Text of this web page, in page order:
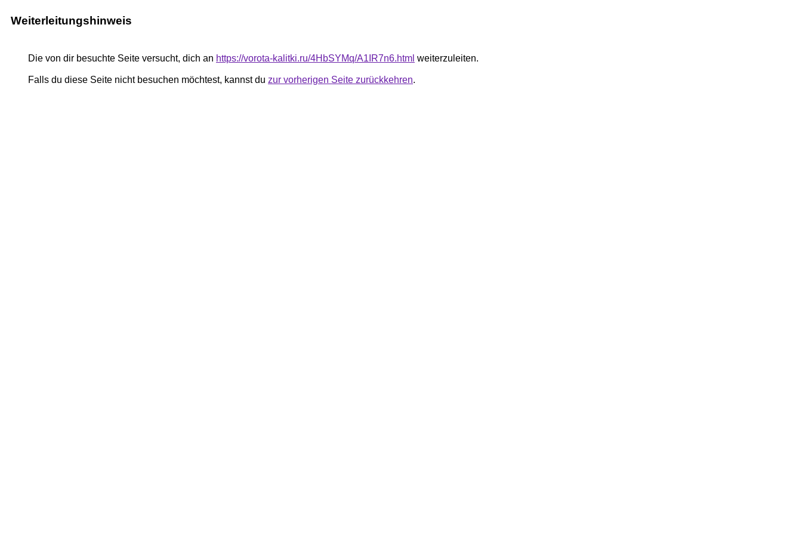
Weiterleitungshinweis
Die von dir besuchte Seite versucht, dich an https://vorota-kalitki.ru/4HbSYMq/A1IR7n6.html weiterzuleiten.
Falls du diese Seite nicht besuchen möchtest, kannst du zur vorherigen Seite zurückkehren.